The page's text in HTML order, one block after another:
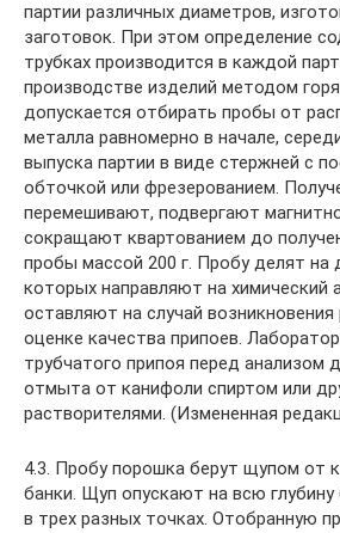
партии различных диаметров,
заготовок. При этом определение
трубках производится в каждой
производстве изделий методом
допускается отбирать пробы от
металла равномерно в начале,
выпуска партии в виде стержней с
обточкой или фрезерованием.
перемешивают, подвергают
сокращают квартованием до
пробы массой 200 г. Пробу делят на
которых направляют на химический
оставляют на случай возникновения
оценке качества припоев.
трубчатого припоя перед анализом
отмыта от канифоли спиртом или
растворителями. (Измененная
4.3. Пробу порошка берут щупом от
банки. Щуп опускают на всю глубину
в трех разных точках. Отобранную